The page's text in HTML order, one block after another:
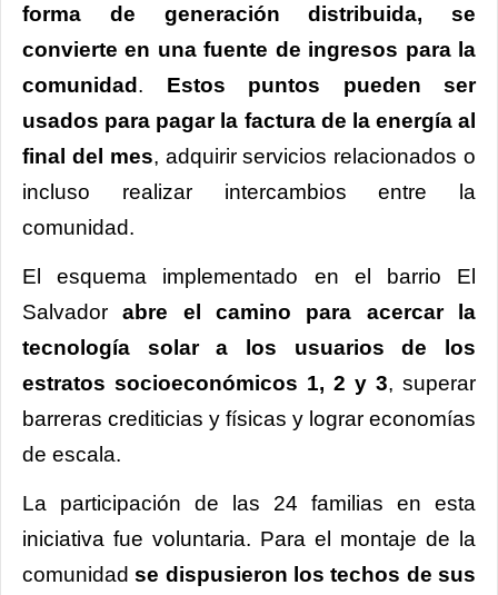
forma de generación distribuida, se
convierte en una fuente de ingresos para la
comunidad. Estos puntos pueden ser
usados para pagar la factura de la energía al
final del mes, adquirir servicios relacionados o
incluso realizar intercambios entre la
comunidad.
El esquema implementado en el barrio El
Salvadorabre el camino para acercar la
tecnología solar a los usuarios de los
estratos socioeconómicos 1, 2 y 3, superar
barreras crediticias y físicas y lograr economías
de escala.
La participación de las 24 familias en esta
iniciativa fue voluntaria. Para el montaje de la
comunidadse dispusieron los techos de sus